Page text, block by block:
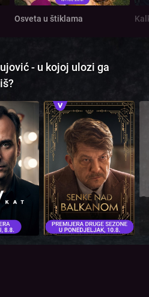
Osveta u štiklama
- u kojoj ulozi ga